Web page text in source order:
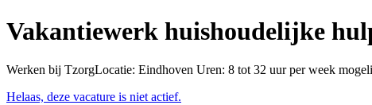
Vakantiewerk huishoudelijke
Werken bij TzorgLocatie: Eindhoven Uren: 8 tot 32 uur per week
Helaas, deze vacature is niet actief.